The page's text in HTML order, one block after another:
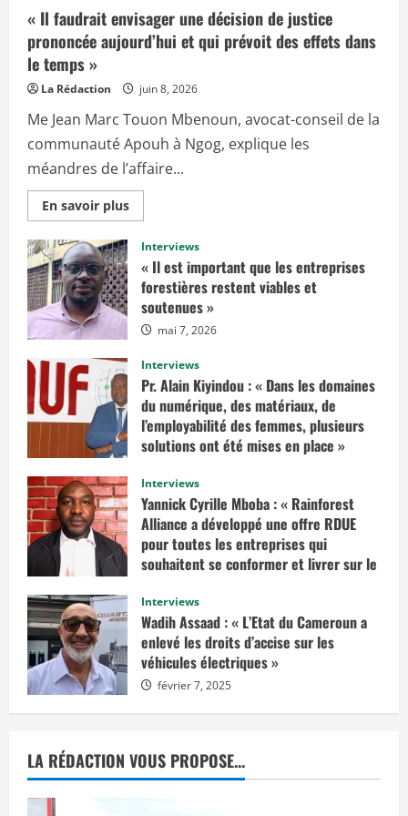
« Il faudrait envisager une décision de justice
prononcée aujourd’hui et qui prévoit des effets dans
le temps »
La Rédaction juin 8, 2026
Me Jean Marc Touon Mbenoun, avocat-conseil de la
communauté Apouh à Ngog, explique les
méandres de l’affaire...
En savoir plusE
n
é
s
i
o
Interviews
« Il est important que les entreprises
forestières restent viables et
soutenues »
mai 7, 2026
Interviews
Pr. Alain Kiyindou : « Dans les domaines
du numérique, des matériaux, de
l’employabilité des femmes, plusieurs
solutions ont été mises en place »
Interviews
Yannick Cyrille Mboba : « Rainforest
Alliance a développé une offre RDUE
pour toutes les entreprises qui
souhaitent se conformer et livrer sur le
février 14, 2025
Interviews
Wadih Assaad : « L’Etat du Cameroun a
enlevé les droits d’accise sur les
véhicules électriques »
février 7, 2025
LA RÉDACTION VOUS PROPOSE...